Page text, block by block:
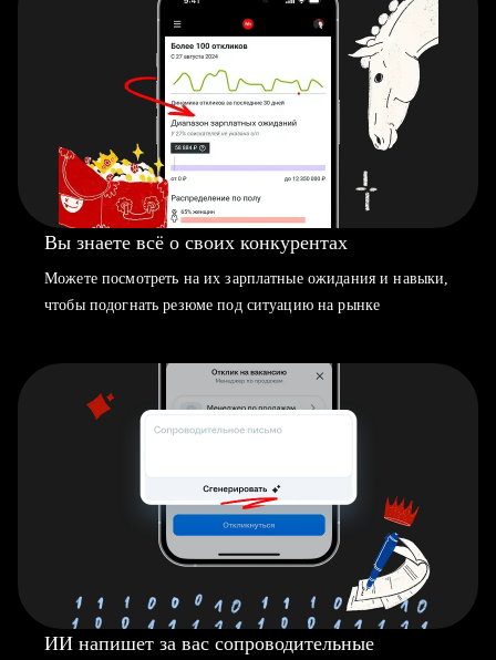
Вы знаете всё о своих конкурентах
Можете посмотреть на их зарплатные ожидания и навыки,
чтобы подогнать резюме под ситуацию на рынке
ИИ напишет за вас сопроводительные